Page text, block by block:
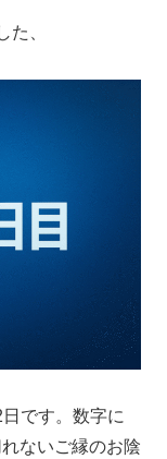
た、
です。数字に
ないご縁のお陰